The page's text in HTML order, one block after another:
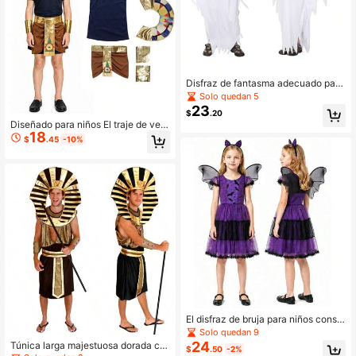
Diseñado para niños El traje de vest
ido del antiguo faraón egipcio prínci
pe Cleopatra el rey de Egipto juego
$18.45 -10%
Túnica larga majestuosa dorada co
Disfraz de fantasma adecuado para
niños y niñas, capa de fantasma bla
nca aterradora, disfraz de demonio
para Halloween, carnaval y fiesta
Solo quedan 5
$23.20
El disfraz de bruja para niños consis
te en un conjunto de 3 piezas de ve
stidos, tocados y alas, diseñado esp
ecíficamente para niñas como disfr
Solo quedan 9
$24.50 -2%